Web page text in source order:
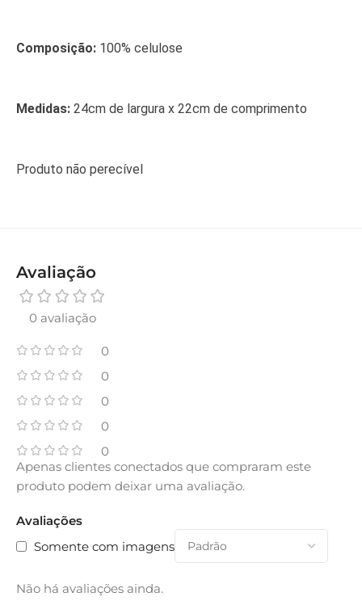
Composição: 100% celulose
Medidas: 24cm de largura x 22cm de comprimento
Produto não perecível
Avaliação
0 avaliação
0
0
0
0
0
Avaliações
Somente com imagens
Não há avaliações ainda.
Apenas clientes conectados que compraram este
produto podem deixar uma avaliação.